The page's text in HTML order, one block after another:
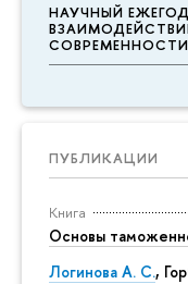
НАУЧНЫЙ
ПУБЛИКАЦИИ
Книга
Основы
Логинова А. С.,